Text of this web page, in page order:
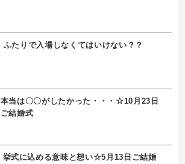
ふたりで入場しなくてはいけない？？
本当は〇〇がしたかった・・・☆10月23日
ご結婚式
挙式に込める意味と想い☆5月13日ご結婚